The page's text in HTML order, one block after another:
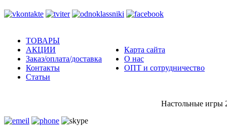
ТОВАРЫ
АКЦИИ
Заказ/оплата/доставка
Контакты
Статьи
Карта сайта
О нас
ОПТ и сотрудничество